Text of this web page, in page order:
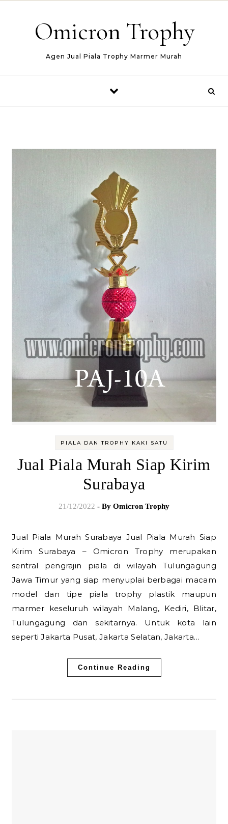
Omicron Trophy
Agen Jual Piala Trophy Marmer Murah
PIALA DAN TROPHY KAKI SATU
Jual Piala Murah Siap Kirim
Surabaya
21/12/2022 - By Omicron Trophy
Jual Piala Murah Surabaya Jual Piala Murah Siap
Kirim Surabaya – Omicron Trophy merupakan
sentral pengrajin piala di wilayah Tulungagung
Jawa Timur yang siap menyuplai berbagai macam
model dan tipe piala trophy plastik maupun
marmer keseluruh wilayah Malang, Kediri, Blitar,
Tulungagung dan sekitarnya. Untuk kota lain
seperti Jakarta Pusat, Jakarta Selatan, Jakarta…
Continue Reading